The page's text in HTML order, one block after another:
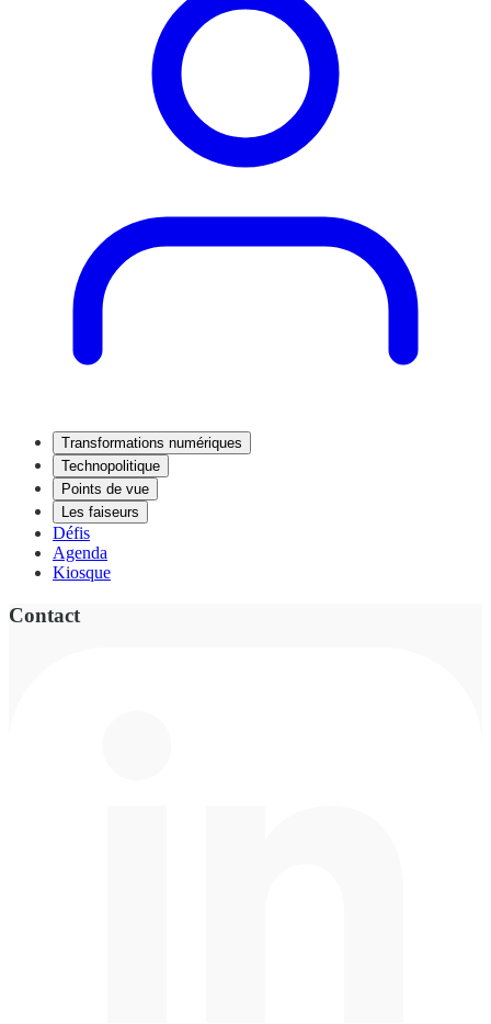
Transformations numériques
Technopolitique
Points de vue
Les faiseurs
Défis
Agenda
Kiosque
Contact